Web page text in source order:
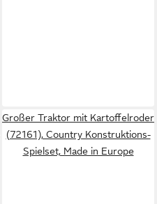
Großer Traktor mit Kartoffelroder
(72161), Country Konstruktions-
Spielset, Made in Europe